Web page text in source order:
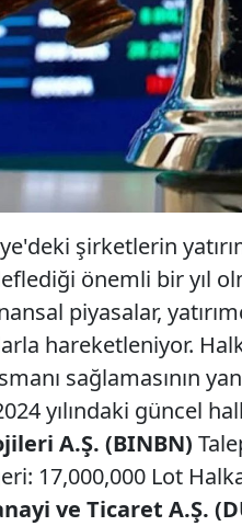
şirketlerin
önemli bir yıl
piyasalar,
hareketleniyor.
sağlamasının
yılındaki güncel
A.Ş. (BINBN)
17,000,000 Lot
ve Ticaret A.Ş.